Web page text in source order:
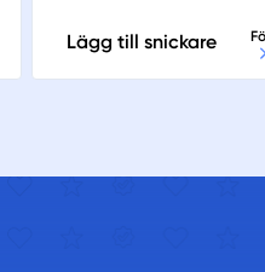
Lägg till snickare